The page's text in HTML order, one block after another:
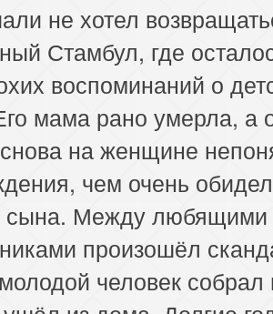
не хотел
Стамбул, где
воспоминаний о
мама рано умерла, а
на женщине
чем очень обидел
сына. Между любящими
произошёл
молодой человек